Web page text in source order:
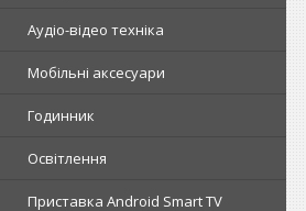
Аудіо-відео техніка
Мобільні аксесуари
Годинник
Освітлення
Приставка Android Smart TV